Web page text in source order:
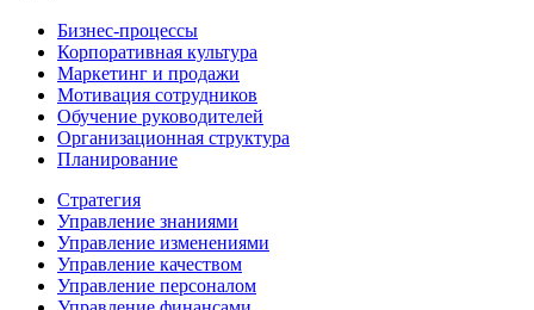
Бизнес-процессы
Корпоративная культура
Маркетинг и продажи
Мотивация сотрудников
Обучение руководителей
Организационная структура
Планирование
Стратегия
Управление знаниями
Управление изменениями
Управление качеством
Управление персоналом